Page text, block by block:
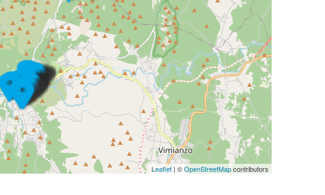
Leaflet | ©OpenStreetMapcontributors